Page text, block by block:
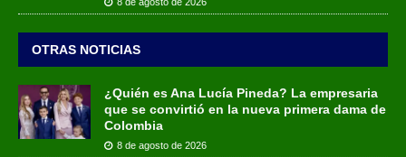
OTRAS NOTICIAS
¿Quién es Ana Lucía Pineda? La empresaria
que se convirtió en la nueva primera dama de
Colombia
8 de agosto de 2026